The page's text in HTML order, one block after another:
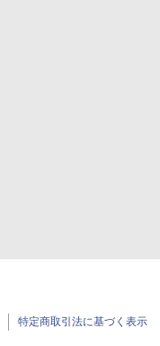
特定商取引法に基づく表示